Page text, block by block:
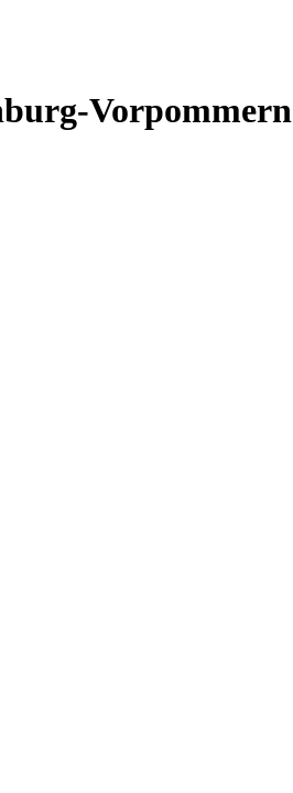
Vorpommern